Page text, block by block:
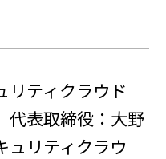
リティクラウド
代表取締役：大野
ュリティクラウ